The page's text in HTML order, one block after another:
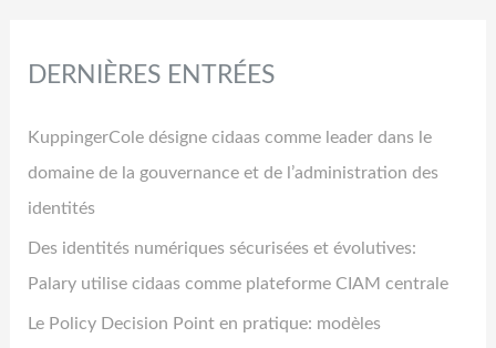
DERNIÈRES ENTRÉES
KuppingerCole désigne cidaas comme leader dans le
domaine de la gouvernance et de l’administration des
identités
Des identités numériques sécurisées et évolutives:
Palary utilise cidaas comme plateforme CIAM centrale
Le Policy Decision Point en pratique: modèles